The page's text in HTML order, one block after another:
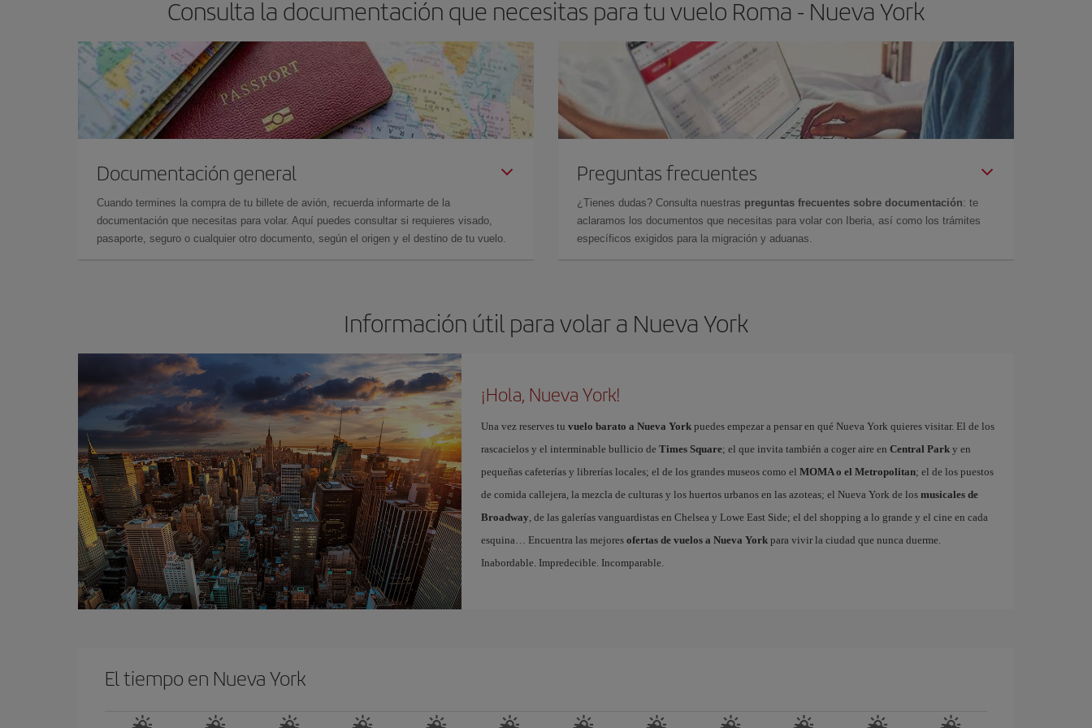
Consulta la documentación que necesitas para tu vuelo Roma - Nueva York
Documentación general
Cuando termines la compra de tu billete de avión, recuerda informarte de la
documentación que necesitas para volar. Aquí puedes consultar si requieres visado,
pasaporte, seguro o cualquier otro documento, según el origen y el destino de tu vuelo.
Preguntas frecuentes
¿Tienes dudas? Consulta nuestras preguntas frecuentes sobre documentación: te
aclaramos los documentos que necesitas para volar con Iberia, así como los trámites
específicos exigidos para la migración y aduanas.
Información útil para volar a Nueva York
¡Hola, Nueva York!
Una vez reserves tu vuelo barato a Nueva Yorkpuedes empezar a pensar en qué Nueva York quieres visitar. El de los
rascacielos y el interminable bullicio de Times Square; el que invita también a coger aire en Central Parky en
pequeñas cafeterías y librerías locales; el de los grandes museos como el MOMA o el Metropolitan; el de los puestos
de comida callejera, la mezcla de culturas y los huertos urbanos en las azoteas; el Nueva York de los musicales de
Broadway, de las galerías vanguardistas en Chelsea y Lowe East Side; el del shopping a lo grande y el cine en cada
esquina… Encuentra las mejores ofertas de vuelos a Nueva Yorkpara vivir la ciudad que nunca duerme.
Inabordable. Impredecible. Incomparable.
El tiempo en Nueva York